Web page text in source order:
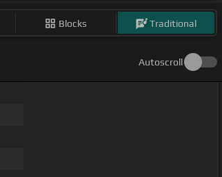
Blocks Traditional
Autoscroll